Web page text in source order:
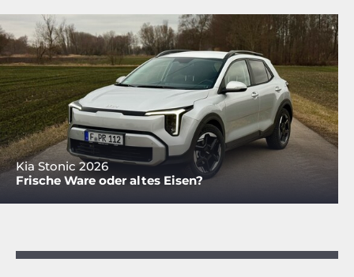
Kia Stonic 2026
Frische Ware oder altes Eisen?